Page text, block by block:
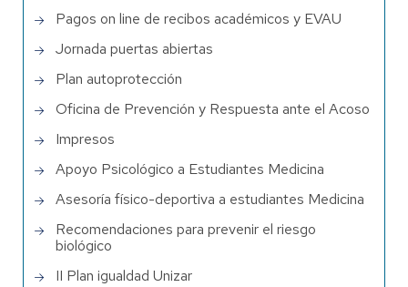
Pagos on line de recibos académicos y EVAU
Jornada puertas abiertas
Plan autoprotección
Oficina de Prevención y Respuesta ante el Acoso
Impresos
Apoyo Psicológico a Estudiantes Medicina
Asesoría físico-deportiva a estudiantes Medicina
Recomendaciones para prevenir el riesgo
biológico
II Plan igualdad Unizar